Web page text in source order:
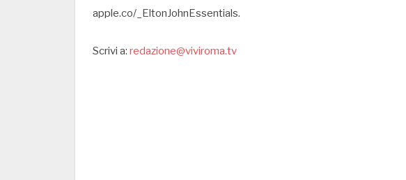
apple.co/_EltonJohnEssentials.
Scrivi a: redazione@viviroma.tv